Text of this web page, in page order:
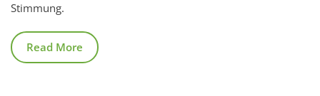
Stimmung.
Read More